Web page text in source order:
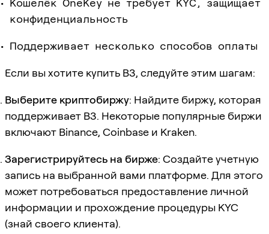
Кошелёк OneKey не требует KYC, защищает
конфиденциальность
Поддерживает несколько способов оплаты
Если вы хотите купить B3, следуйте этим шагам:
Выберите криптобиржу: Найдите биржу, которая
поддерживает B3. Некоторые популярные биржи
включают Binance, Coinbase и Kraken.
Зарегистрируйтесь на бирже: Создайте учетную
запись на выбранной вами платформе. Для этого
может потребоваться предоставление личной
информации и прохождение процедуры KYC
(знай своего клиента).